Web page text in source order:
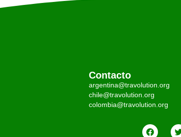
Contacto
argentina@travolution.org
chile@travolution.org
colombia@travolution.org